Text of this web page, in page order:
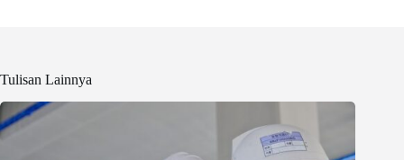
Tulisan Lainnya